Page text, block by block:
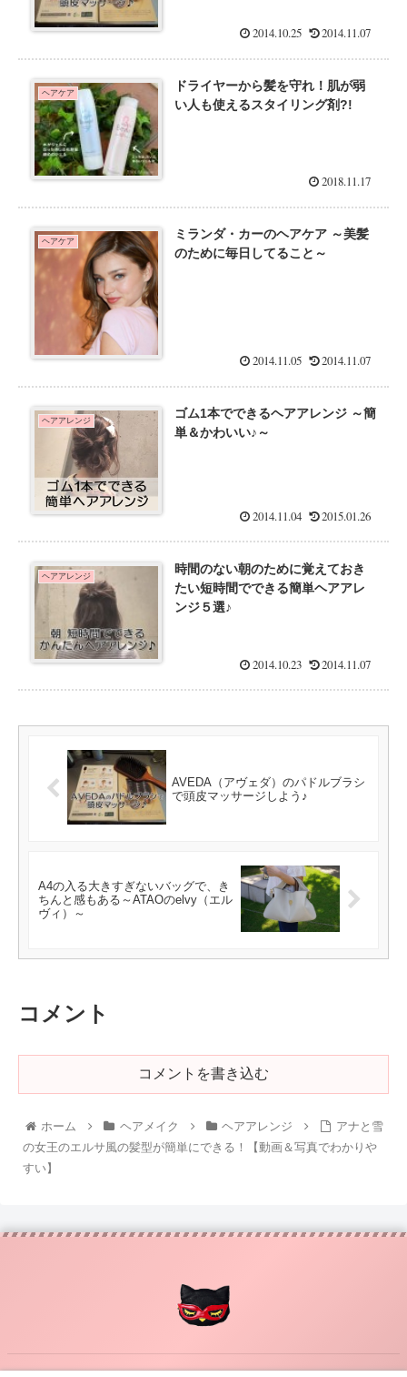
2014.10.25 2014.11.07
ヘアケア
ドライヤーから髪を守れ！肌が弱
い人も使えるスタイリング剤?!
2018.11.17
ヘアケア
ミランダ・カーのヘアケア ～美髪
のために毎日してること～
2014.11.05 2014.11.07
ヘアアレンジ
ゴム1本でできるヘアアレンジ ～簡
単＆かわいい♪～
2014.11.04 2015.01.26
ヘアアレンジ
時間のない朝のために覚えておき
たい短時間でできる簡単ヘアアレ
ンジ５選♪
2014.10.23 2014.11.07
AVEDA（アヴェダ）のパドルブラシ
で頭皮マッサージしよう♪
A4の入る大きすぎないバッグで、き
ちんと感もある～ATAOのelvy（エル
ヴィ）～
コメント
コメントを書き込む
ホーム ヘアメイク ヘアアレンジ
アナと雪
の女王のエルサ風の髪型が簡単にできる！【動画＆写真でわかりや
すい】